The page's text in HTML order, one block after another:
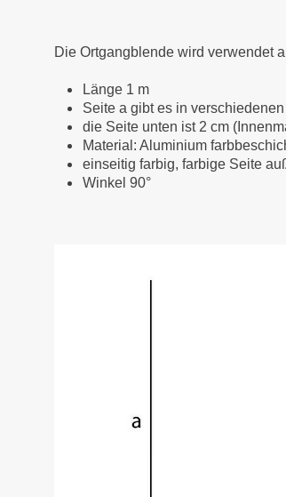
Die Ortgangblende wird verwendet
Länge 1 m
Seite a gibt es in
die Seite unten ist 2 cm
Material: Aluminium
einseitig farbig, farbige Seite
Winkel 90°